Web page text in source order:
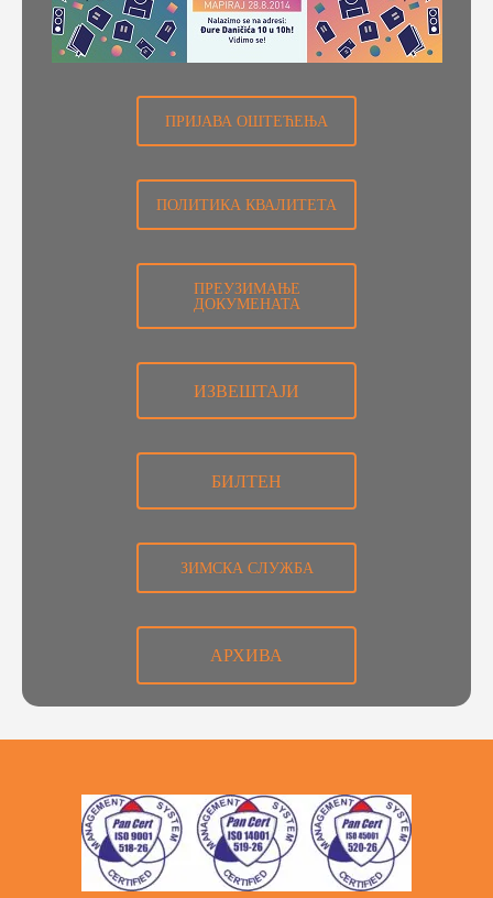
ПРИЈАВА ОШТЕЋЕЊА
ПОЛИТИКА КВАЛИТЕТА
ПРЕУЗИМАЊЕ
ДОКУМЕНАТА
ИЗВЕШТАЈИ
БИЛТЕН
ЗИМСКА СЛУЖБА
АРХИВА